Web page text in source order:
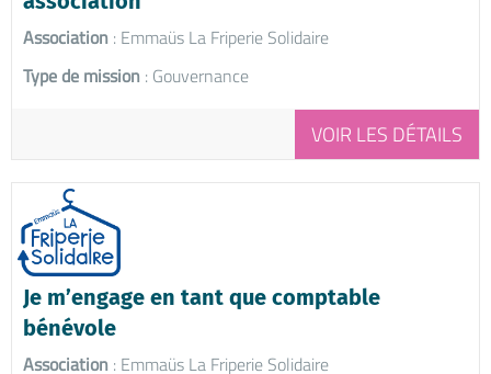
Association : Emmaüs La Friperie Solidaire
Type de mission : Gouvernance
VOIR LES DÉTAILS
Je m’engage en tant que comptable
bénévole
Association : Emmaüs La Friperie Solidaire